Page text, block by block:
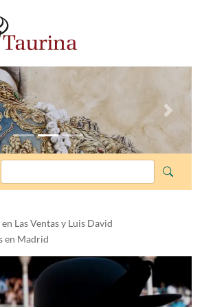
Las Ventas y Luis David
en Madrid